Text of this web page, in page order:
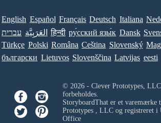
English Español Français Deutsch Italiana
עברית العَرَبِيَّة हिन्दी ру́сский язы́к Dansk
Türkçe Polski Româna Ceština Slovenský
български Lietuvos Slovenščina Latvijas eesti
© 2026 - Clever Prototypes,
forbeholdes.
StoryboardThat er et varemærke
Prototypes , LLCog registreret i
Office